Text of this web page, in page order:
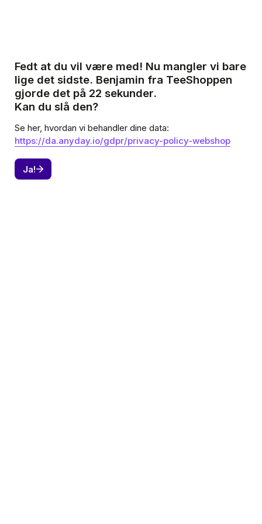
Fedt at du vil være med! Nu mangler vi bare
lige det sidste. Benjamin fra TeeShoppen
gjorde det på 22 sekunder.
Kan du slå den?
https://da.anyday.io/gdpr/privacy-policy-webshop
Ja!